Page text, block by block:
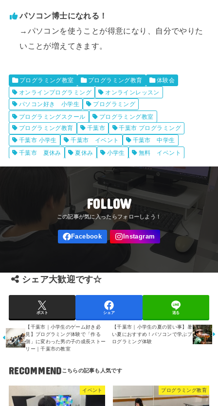
パソコン博士になれる！
→パソコンを使うことが得意になり、自分でやりた
いことが増えてきます。
プログラミング教室 プログラミング教育
体験会
オンラインプログラミング
オンラインレッスン
パソコン好き 小学生
プログラミング
プログラミングスクール
プログラミング教室
プログラミング教育
千葉市
千葉市 プログラミング
千葉市 小学生
千葉市 イベント
千葉市 中学生
千葉市 夏休み
夏休み 小学生 無料 イベント
FOLLOW
シェア大歓迎です☆
ポスト シェア 送る
【千葉市｜小学生のゲーム好き必
見】プログラミング体験で「作る
側」に変わった男の子の成長ストー
リー｜千葉市の教室
【千葉市｜小学生の夏の習い事】暑
い夏におすすめ！パソコンで学ぶプ
ログラミング体験
RECOMMEND
イベント プログラミング教育